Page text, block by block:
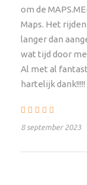
Foto’s van
African
een prachtig
geplande
restaurant,
parken
om de
Maps. Het
langer dan
wat tijd door
Al met al
hartelijk dank!!!!!
8 september 2023